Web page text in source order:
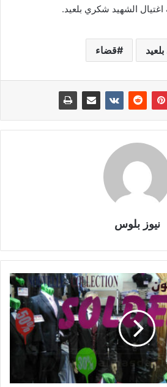
اغتيال الشهيد شكري بلعيد.
قضاء
نيوز بلوس